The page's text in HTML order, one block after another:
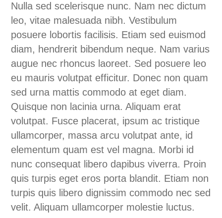
Nulla sed scelerisque nunc. Nam nec dictum
leo, vitae malesuada nibh. Vestibulum
posuere lobortis facilisis. Etiam sed euismod
diam, hendrerit bibendum neque. Nam varius
augue nec rhoncus laoreet. Sed posuere leo
eu mauris volutpat efficitur. Donec non quam
sed urna mattis commodo at eget diam.
Quisque non lacinia urna. Aliquam erat
volutpat. Fusce placerat, ipsum ac tristique
ullamcorper, massa arcu volutpat ante, id
elementum quam est vel magna. Morbi id
nunc consequat libero dapibus viverra. Proin
quis turpis eget eros porta blandit. Etiam non
turpis quis libero dignissim commodo nec sed
velit. Aliquam ullamcorper molestie luctus.